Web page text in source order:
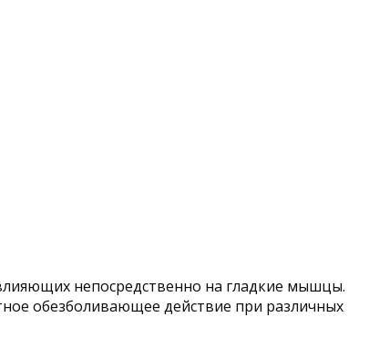
непосредственно на гладкие мышцы.
обезболивающее действие при различных